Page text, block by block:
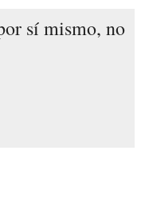
sí mismo, no